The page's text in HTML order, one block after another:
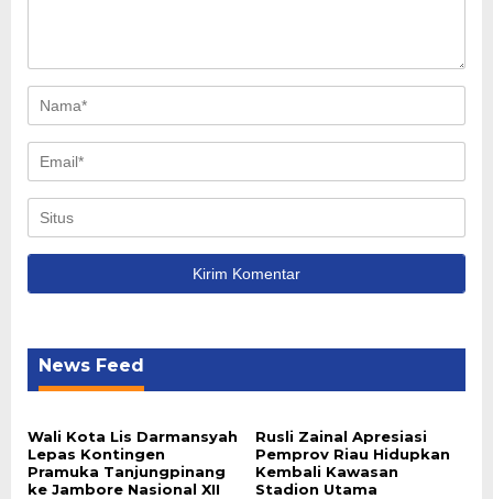
News Feed
Wali Kota Lis Darmansyah
Lepas Kontingen
Pramuka Tanjungpinang
ke Jambore Nasional XII
Rusli Zainal Apresiasi
Pemprov Riau Hidupkan
Kembali Kawasan
Stadion Utama